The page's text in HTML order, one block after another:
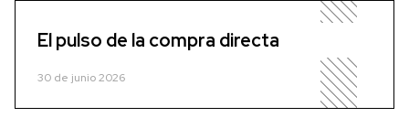
El pulso de la compra directa
30 de junio 2026